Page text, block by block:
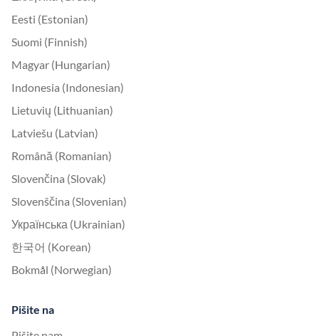
Eesti (Estonian)
Suomi (Finnish)
Magyar (Hungarian)
Indonesia (Indonesian)
Lietuvių (Lithuanian)
Latviešu (Latvian)
Română (Romanian)
Slovenčina (Slovak)
Slovenščina (Slovenian)
Українська (Ukrainian)
한국어 (Korean)
Bokmål (Norwegian)
Pišite na